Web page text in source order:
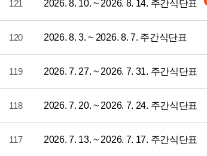
121 2026. 8. 10. ~ 2026. 8. 14. 주간식단표
120 2026. 8. 3. ~ 2026. 8. 7. 주간식단표
119 2026. 7. 27. ~ 2026. 7. 31. 주간식단표
118 2026. 7. 20. ~ 2026. 7. 24. 주간식단표
117 2026. 7. 13. ~ 2026. 7. 17. 주간식단표